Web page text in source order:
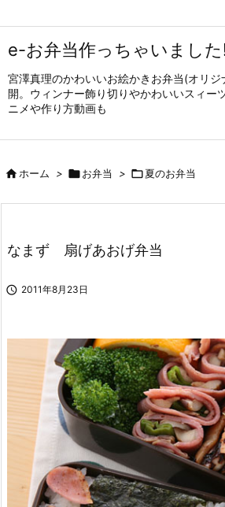
e-お弁当作っちゃいまし
宮澤真理のかわいいお絵かきお弁当(オリ
開。ウィンナー飾り切りやかわいいスィー
ニメや作り方動画も
ホーム > お弁当 > 夏のお弁当
なまず 扇げあおげ弁当
 2011年8月23日